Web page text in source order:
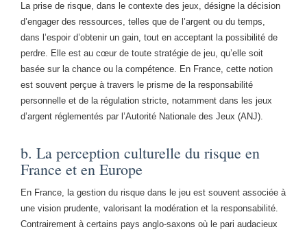
La prise de risque, dans le contexte des jeux, désigne la décision
d’engager des ressources, telles que de l’argent ou du temps,
dans l’espoir d’obtenir un gain, tout en acceptant la possibilité de
perdre. Elle est au cœur de toute stratégie de jeu, qu’elle soit
basée sur la chance ou la compétence. En France, cette notion
est souvent perçue à travers le prisme de la responsabilité
personnelle et de la régulation stricte, notamment dans les jeux
d’argent réglementés par l’Autorité Nationale des Jeux (ANJ).
b. La perception culturelle du risque en
France et en Europe
En France, la gestion du risque dans le jeu est souvent associée à
une vision prudente, valorisant la modération et la responsabilité.
Contrairement à certains pays anglo-saxons où le pari audacieux